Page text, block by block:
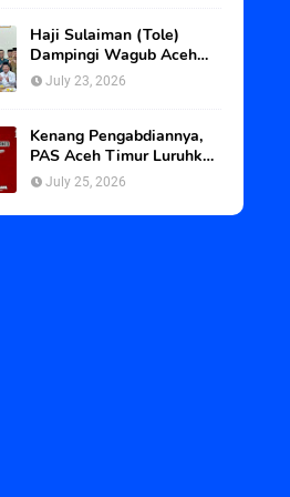
Haji Sulaiman (Tole)
Dampingi Wagub Aceh
dan Abu Paya Pasi ke
BWI, Kawal Status Tanah
July 23, 2026
Kenang Pengabdiannya,
PAS Aceh Timur Luruhkan
Duka Atas Berpulangnya
Srikandi PAS Langsa
July 25, 2026